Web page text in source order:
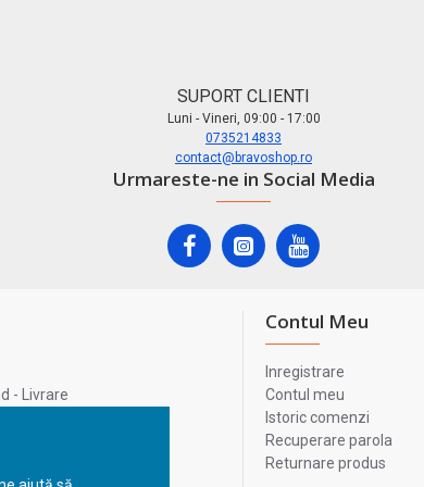
SUPORT CLIENTI
Luni - Vineri, 09:00 - 17:00
0735214833
contact@bravoshop.ro
Urmareste-ne in Social Media
- Livrare
Contul Meu
Inregistrare
Contul meu
Istoric comenzi
Recuperare parola
Returnare produs